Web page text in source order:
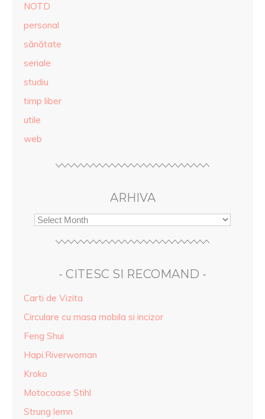
NOTD
personal
sănătate
seriale
studiu
timp liber
utile
web
ARHIVA
- CITESC SI RECOMAND -
Carti de Vizita
Circulare cu masa mobila si incizor
Feng Shui
Hapi.Riverwoman
Kroko
Motocoase Stihl
Strung lemn